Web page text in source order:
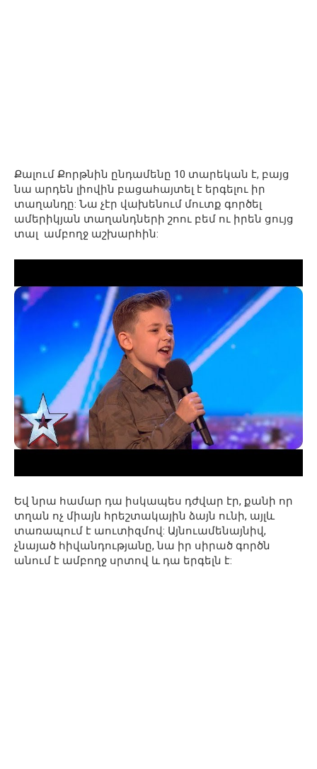
Քալում Քորթնին ընդամենը 10 տարեկան է, բայց
նա արդեն լիովին բացահայտել է երգելու իր
տաղանդը: Նա չէր վախենում մուտք գործել
ամերիկյան տաղանդների շոու բեմ ու իրեն ցույց
տալ ամբողջ աշխարհին:
Եվ նրա համար դա իսկապես դժվար էր, քանի որ
տղան ոչ միայն հրեշտակային ձայն ունի, այլև
տառապում է աուտիզմով: Այնուամենայնիվ,
չնայած հիվանդությանը, նա իր սիրած գործն
անում է ամբողջ սրտով և դա երգելն է: